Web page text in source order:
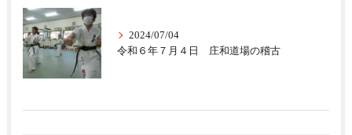
2024/07/04
令和６年７月４日 庄和道場の稽古